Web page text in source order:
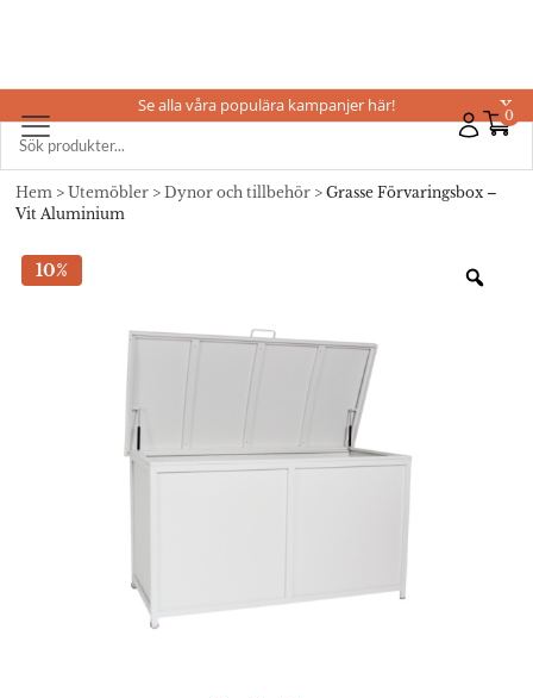
0
Se alla våra populära kampanjer här! X
Hem > Utemöbler > Dynor och tillbehör > Grasse Förvaringsbox –
Vit Aluminium
10%